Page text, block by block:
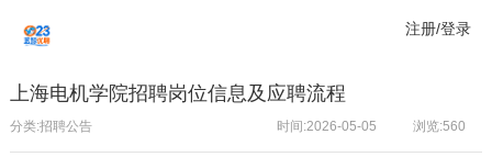
注册/登录
上海电机学院招聘岗位信息及应聘流程
分类:招聘公告 浏览:560
时间:2026-05-05